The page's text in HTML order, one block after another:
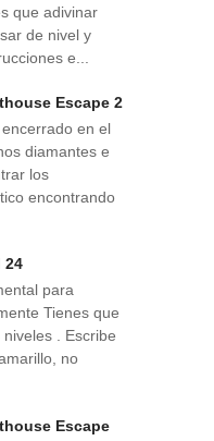
que adivinar
de nivel y
e...
Escape 2
en el
diamantes e
los
encontrando
24
para
Tienes que
. Escribe
no
Escape